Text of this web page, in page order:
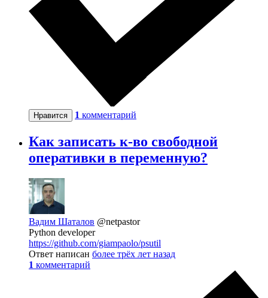
Нравится 1 комментарий
Как записать к-во свободной
оперативки в переменную?
Вадим Шаталов @netpastor
Python developer
https://github.com/giampaolo/psutil
Ответ написан более трёх лет назад
1 комментарий